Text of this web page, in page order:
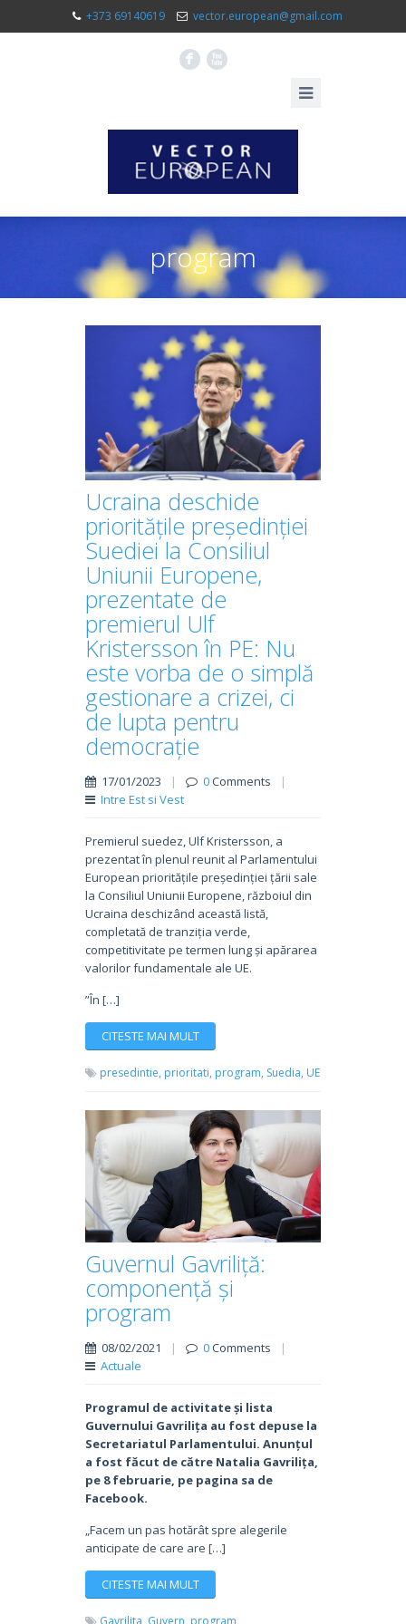
+373 69140619 vector.european@gmail.com
F X
program
Ucraina deschide
prioritățile președinției
Suediei la Consiliul
Uniunii Europene,
prezentate de
premierul Ulf
Kristersson în PE: Nu
este vorba de o simplă
gestionare a crizei, ci
de lupta pentru
democrație
17/01/2023 | 0Comments
|
Intre Est si Vest
Premierul suedez, Ulf Kristersson, a
prezentat în plenul reunit al Parlamentului
European prioritățile președinției țării sale
la Consiliul Uniunii Europene, războiul din
Ucraina deschizând această listă,
completată de tranziția verde,
competitivitate pe termen lung și apărarea
valorilor fundamentale ale UE.
”În […]
CITESTE MAI MULT
presedintie, prioritati, program, Suedia, UE
Guvernul Gavriliță:
componență și
program
08/02/2021 | 0Comments
|
Actuale
Programul de activitate și lista
Guvernului Gavrilița au fost depuse la
Secretariatul Parlamentului. Anunțul
a fost făcut de către Natalia Gavrilița,
pe 8 februarie, pe pagina sa de
Facebook.
„Facem un pas hotărât spre alegerile
anticipate de care are […]
CITESTE MAI MULT
Gavrilita, Guvern, program